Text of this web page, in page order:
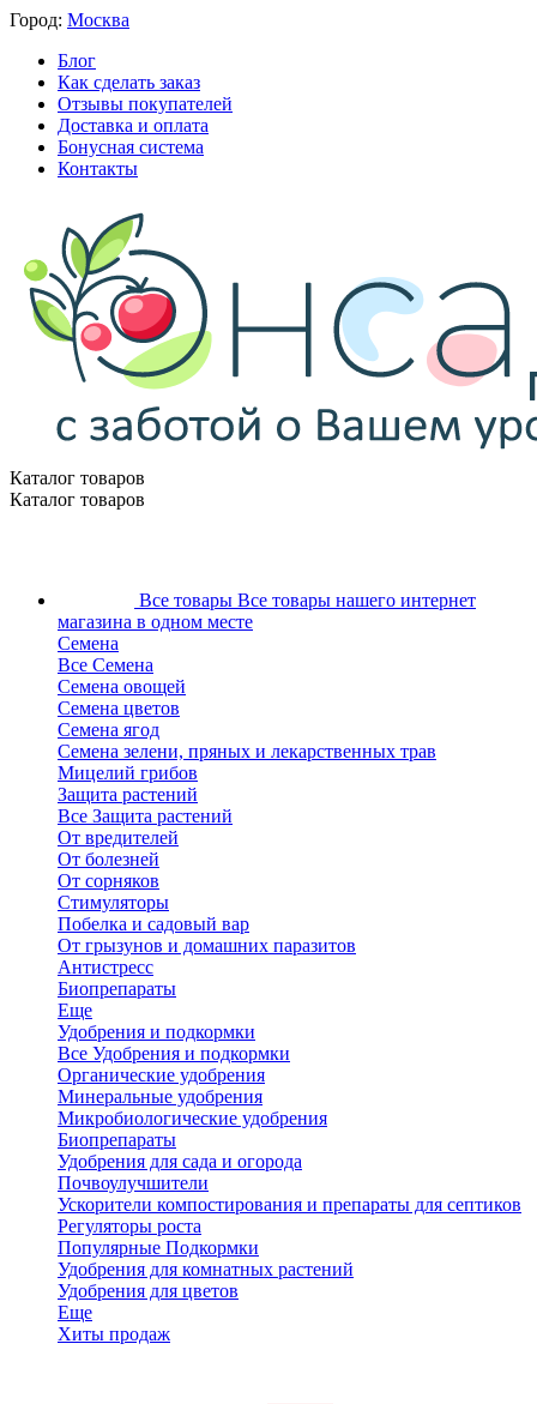
Город: Москва
Блог
Как сделать заказ
Отзывы покупателей
Доставка и оплата
Бонусная система
Контакты
Каталог товаров
Каталог товаров
Все товары Все товары нашего интернет
магазина в одном месте
Семена
Все Семена
Семена овощей
Семена цветов
Семена ягод
Семена зелени, пряных и лекарственных трав
Мицелий грибов
Защита растений
Все Защита растений
От вредителей
От болезней
От сорняков
Стимуляторы
Побелка и садовый вар
От грызунов и домашних паразитов
Антистресс
Биопрепараты
Еще
Удобрения и подкормки
Все Удобрения и подкормки
Органические удобрения
Минеральные удобрения
Микробиологические удобрения
Биопрепараты
Удобрения для сада и огорода
Почвоулучшители
Ускорители компостирования и препараты для септиков
Регуляторы роста
Популярные Подкормки
Удобрения для комнатных растений
Удобрения для цветов
Еще
Хиты продаж